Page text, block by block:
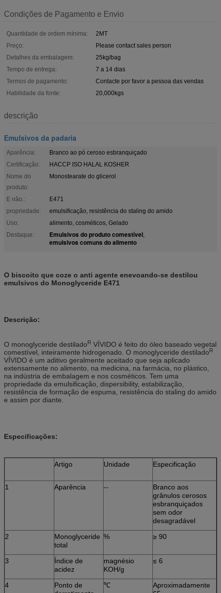
Condições de Pagamento e Envio
Quantidade de ordem mínima:
2MT
Preço:
Please contact sales person
Detalhes da embalagem:
25kg/bag
Tempo de entrega:
7 a 14 dias
Termos de pagamento:
Contacte por favor a pessoa das vendas
Habilidade da fonte:
20,000kgs
descrição
Emulsivos da padaria
Aparência:
Branco ao pó ceroso esbranquiçado
Certificação:
HACCP ISO HALAL KOSHER
Nome do
produto:
Monostearate do glicerol
E não.:
E471
propriedade:
emulsificação, resistência do staling do amido
Uso:
alimento, cosméticos, Gelado
Destaque:
Emulsivos do produto comestível,
emulsivos comuns do alimento
O biscoito que coze o anti agente enevoando-se destilou
emulsivos do Monoglyceride E471
Descrição:
O monoglyceride destiladoR VÍVIDO é feito do óleo baseado vegetal
comestível, inteiramente hidrogenado. O monoglyceride destiladoR
VÍVIDO é um aditivo geralmente aceitado que seja aplicado
extensamente no alimento, na medicina, na farmácia, no plástico,
na indústria de embalagem e nos cosméticos. Tem uma
propriedade da emulsificação, dispersibility, estabilização,
resistência de formação de espuma, resistência do staling do amido
e assim por diante.
Especificações:
Artigo Unidade Especificação
1 Aparência --
Branco aos
grânulos cerosos
esbranquiçados
sem odor
desagradável
2
Monoglyceride
total
% ≥ 90
3
Índice de
acidez
magnésio
KOH/g
≤ 6
4
Ponto de
℃
Aproximadamente